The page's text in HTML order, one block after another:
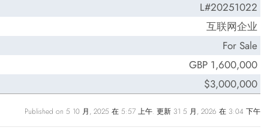
L#20251022
互联网企业
For Sale
GBP 1,600,000
$3,000,000
Published on 5 10 月, 2025 在 5:57 上午. 更新 31 5 月, 2026 在 3:04 下午